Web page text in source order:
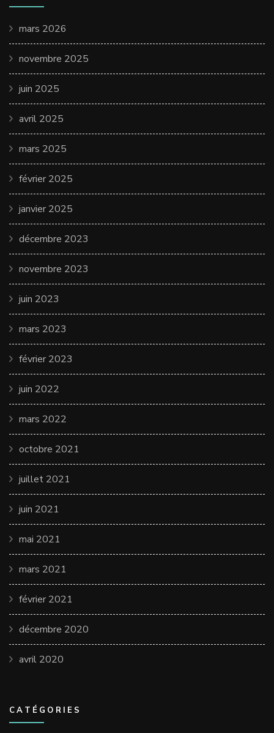
mars 2026
novembre 2025
juin 2025
avril 2025
mars 2025
février 2025
janvier 2025
décembre 2023
novembre 2023
juin 2023
mars 2023
février 2023
juin 2022
mars 2022
octobre 2021
juillet 2021
juin 2021
mai 2021
mars 2021
février 2021
décembre 2020
avril 2020
CATÉGORIES